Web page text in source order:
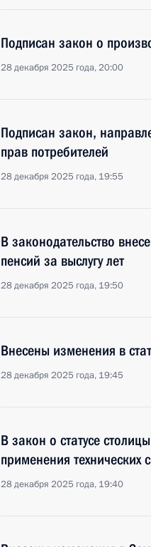
Подписан закон о
28 декабря 2025 года, 20:00
Подписан закон,
прав потребителей
28 декабря 2025 года, 19:55
В законодательство
пенсий за выслугу лет
28 декабря 2025 года, 19:50
Внесены изменения в
28 декабря 2025 года, 19:45
В закон о статусе
применения технических
28 декабря 2025 года, 19:40